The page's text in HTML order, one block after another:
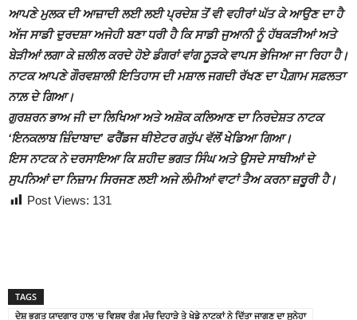
ਆਪਣੇ ਮੁਲਕ ਦੀ ਆਜ਼ਾਦੀ ਲਈ ਲਈ ਪ੍ਰਦੇਸ਼ ਤੋਂ ਵੀ ਵਹੀਰਾਂ ਘੱਤ ਕੇ ਆਉਣ ਦਾ ਹੈ
ਅੱਜ ਸਾਡੀ ਦੁਰਦਸ਼ਾ ਅਜੇਹੀ ਬਣਾ ਧਰੀ ਹੈ ਕਿ ਸਾਡੀ ਜੁਆਨੀ ਨੂੰ ਹੱਥਕੜੀਆਂ ਅਤੇ
ਬੇੜੀਆਂ ਲਗਾ ਕੇ ਜ਼ਲੀਲ ਕਰਦੇ ਹੋਏ ਡੰਗਰਾਂ ਵਾਂਗ ਨੂੜਕੇ ਵਾਪਸ ਭੇਜਿਆ ਜਾ ਰਿਹਾ ਹੈ।
ਨਾਟਕ ਆਪਣੇ ਗੌਰਵਸ਼ਾਲੀ ਇਤਿਹਾਸ ਦੀ ਮਸ਼ਾਲ ਜਗਦੀ ਰੱਖਣ ਦਾ ਪੈਗ਼ਾਮ ਸਫ਼ਲਤਾ
ਨਾਲ਼ ਦੇ ਗਿਆ।
ਗੁਰਸ਼ਰਨ ਭਾਅ ਜੀ ਦਾ ਲਿਖਿਆ ਅਤੇ ਅਸ਼ੋਕ ਕਲਿਆਣ ਦਾ ਨਿਰਦੇਸ਼ਤ ਨਾਟਕ
‘ਇਨਕਲਾਬ ਜ਼ਿੰਦਾਬਾਦ’ ਫਰੈਂਡਜ ਥੀਏਟਰ ਗਰੁੱਪ ਵੱਲੋਂ ਖੇਡਿਆ ਗਿਆ।
ਇਸ ਨਾਟਕ ਨੇ ਦਰਸਾਇਆ ਕਿ ਸ਼ਹੀਦ ਭਗਤ ਸਿੰਘ ਅਤੇ ਉਸਦੇ ਸਾਥੀਆਂ ਦੇ
ਸੁਪਨਿਆਂ ਦਾ ਨਿਜ਼ਾਮ ਸਿਰਜਣ ਲਈ ਅਜੇ ਲੰਮੀਆਂ ਵਾਟਾਂ ਤੈਅ ਕਰਨਾ ਜ਼ਰੂਰੀ ਹੈ।
Post Views: 131
TAGS
ਦੇਸ਼ ਭਗਤ ਯਾਦਗਾਰ ਹਾਲ 'ਚ ਵਿਸ਼ਵ ਰੰਗ ਮੰਚ ਦਿਹਾੜੇ ਤੇ ਖੇਡੇ ਨਾਟਕਾਂ ਨੇ ਦਿੱਤਾ ਜਾਗਣ ਦਾ ਸੁਨੇਹਾ